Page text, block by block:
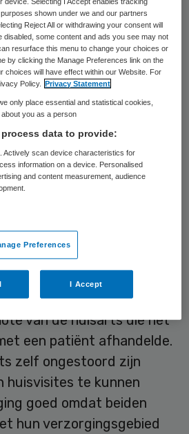
de spoed en noodzaak
Triage werd altijd
meest ervaren medicus
een militaire missie in
met ‘gewonden’
Er was geen
en meest ervaren
werd ik
van het
was het
van de huisarts die het
een patiënt afhandelde.
zelf ongestoord zijn
huisvisites te kunnen
goed omdat beiden
hun verzorgingsgebied
shown under we and our partners
Reject All or withdrawing your consent will
disabled, some content and ads you see may not
resurface this menu to change your choices or
by clicking the Manage Preferences link on the
choices will have effect within our Website. For
Policy.
Privacy Statement
only place essential and statistical cookies,
you as a person
data to provide:
Actively scan device characteristics for
information on a device. Personalised
and content measurement, audience
Preferences
I Accept